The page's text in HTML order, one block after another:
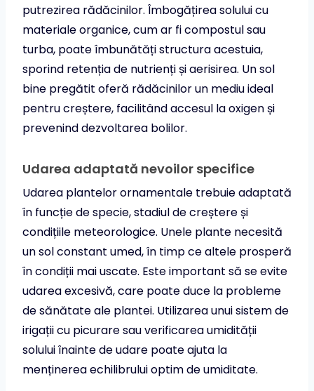
putrezirea rădăcinilor. Îmbogățirea solului cu
materiale organice, cum ar fi compostul sau
turba, poate îmbunătăți structura acestuia,
sporind retenția de nutrienți și aerisirea. Un sol
bine pregătit oferă rădăcinilor un mediu ideal
pentru creștere, facilitând accesul la oxigen și
prevenind dezvoltarea bolilor.
Udarea adaptată nevoilor specifice
Udarea plantelor ornamentale trebuie adaptată
în funcție de specie, stadiul de creștere și
condițiile meteorologice. Unele plante necesită
un sol constant umed, în timp ce altele prosperă
în condiții mai uscate. Este important să se evite
udarea excesivă, care poate duce la probleme
de sănătate ale plantei. Utilizarea unui sistem de
irigații cu picurare sau verificarea umidității
solului înainte de udare poate ajuta la
menținerea echilibrului optim de umiditate.